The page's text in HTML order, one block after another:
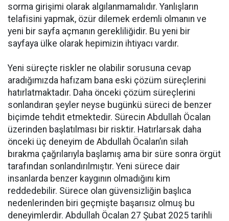
sorma girişimi olarak algılanmamalıdır. Yanlışların
telafisini yapmak, özür dilemek erdemli olmanın ve
yeni bir sayfa açmanın gerekliliğidir. Bu yeni bir
sayfaya ülke olarak hepimizin ihtiyacı vardır.
Yeni süreçte riskler ne olabilir sorusuna cevap
aradığımızda hafızam bana eski çözüm süreçlerini
hatırlatmaktadır. Daha önceki çözüm süreçlerini
sonlandıran şeyler neyse bugünkü süreci de benzer
biçimde tehdit etmektedir. Sürecin Abdullah Öcalan
üzerinden başlatılması bir risktir. Hatırlarsak daha
önceki üç deneyim de Abdullah Öcalan’ın silah
bırakma çağrılarıyla başlamış ama bir süre sonra örgüt
tarafından sonlandırılmıştır. Yeni sürece dair
insanlarda benzer kaygının olmadığını kim
reddedebilir. Sürece olan güvensizliğin başlıca
nedenlerinden biri geçmişte başarısız olmuş bu
deneyimlerdir. Abdullah Öcalan 27 Şubat 2025 tarihli